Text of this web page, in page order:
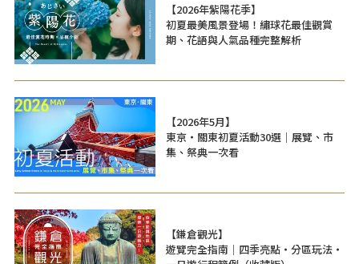
【2026年紫陽花季】
初夏最美風景登場！繡球花最佳觀賞
期、花語與人氣品種完整解析
【2026年5月】
東京・關東初夏活動30選｜展覽、市
集、祭典一次看
【鎌倉觀光】
遊覽完全指南｜四季亮點・分區玩法・